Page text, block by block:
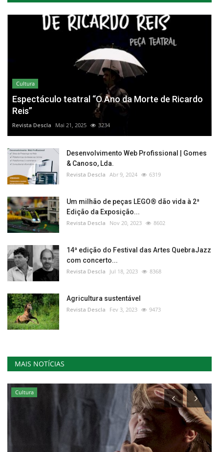
Cultura
Espectáculo teatral “O Ano da Morte de Ricardo
Reis”
Revista Descla Mai 21, 2025 3234
Desenvolvimento Web Profissional | Gomes
& Canoso, Lda.
Revista Descla Abr 9, 2024 6319
Um milhão de peças LEGO® dão vida à 2ª
Edição da Exposição...
Revista Descla Nov 20, 2023 8602
14ª edição do Festival das Artes QuebraJazz
com concerto...
Revista Descla Jul 18, 2023 8368
Agricultura sustentável
Revista Descla Fev 3, 2023 9473
MAIS NOTÍCIAS
Cultura